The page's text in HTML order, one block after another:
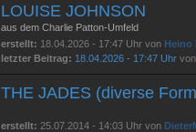
LOUISE JOHNSON
aus dem Charlie Patton-Umfeld
erstellt: 18.04.2026 - 17:47 Uhr von Heino
letzter Beitrag: 18.04.2026 - 17:47 Uhr von
THE JADES (diverse
erstellt: 25.07.2014 - 14:03 Uhr von